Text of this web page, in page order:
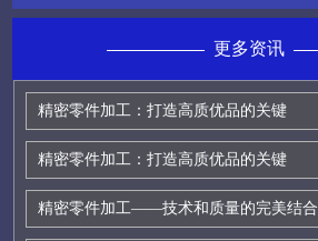
更多资讯
精密零件加工：打造高质优品的关键
精密零件加工：打造高质优品的关键
精密零件加工——技术和质量的完美结合